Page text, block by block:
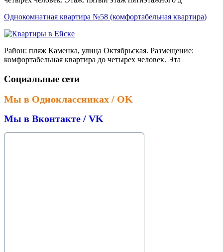
Однокомнатная квартира №58 (комфортабельная квартира)
Район: пляж Каменка, улица Октябрьская. Размещение:
комфортабельная квартира до четырех человек. Эта
Социальные сети
Мы в Одноклассниках / OK
Мы в Вконтакте / VK